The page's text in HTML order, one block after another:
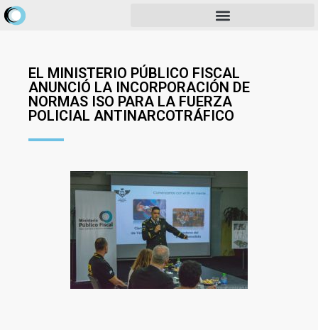
EL MINISTERIO PÚBLICO FISCAL
ANUNCIÓ LA INCORPORACIÓN DE
NORMAS ISO PARA LA FUERZA
POLICIAL ANTINARCOTRÁFICO